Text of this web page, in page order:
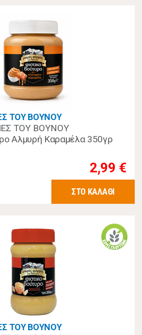
ΤΟΥ ΒΟΥΝΟΥ
ΤΟΥ ΒΟΥΝΟΥ
Αλμυρή Καραμέλα 350γρ
2,99 €
ΣΤΟ ΚΑΛΑΘΙ
ΤΟΥ ΒΟΥΝΟΥ